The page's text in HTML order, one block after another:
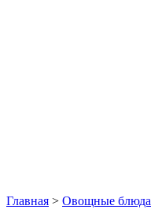
Главная > Овощные блюда